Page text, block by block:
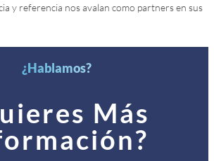
y referencia nos avalan como partners en sus
¿Hablamos?
Más